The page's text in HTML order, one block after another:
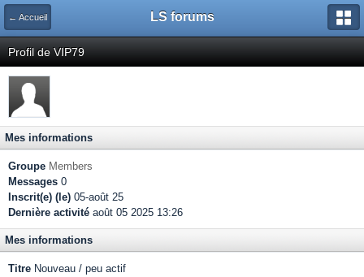
← Accueil LS forums
Profil de VIP79
Mes informations
Groupe Members
Messages 0
Inscrit(e) (le) 05-août 25
Dernière activité août 05 2025 13:26
Mes informations
Titre Nouveau / peu actif